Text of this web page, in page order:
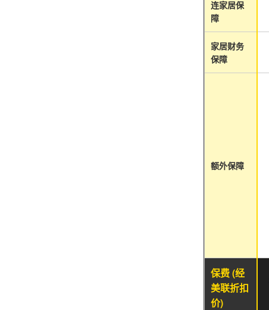
连家居保
障
家居财务
保障
额外保障
保费 (经
美联折扣
价)